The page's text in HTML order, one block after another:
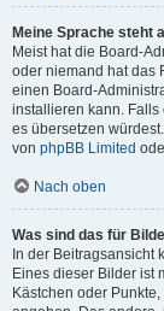
Meine Sprache steht
Meist hat die Board-
oder niemand hat das
einen Board-
installieren kann. Falls
es übersetzen
von phpBB Limited
Nach oben
Was sind das für
In der Beitragsansicht
Eines dieser Bilder ist
Kästchen oder